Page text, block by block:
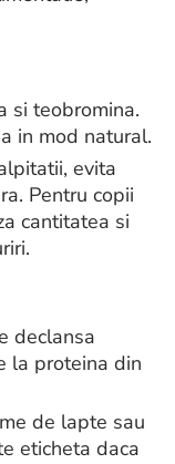
si teobromina.
in mod natural.
evita
Pentru copii
cantitatea si
declansa
la proteina din
de lapte sau
eticheta daca